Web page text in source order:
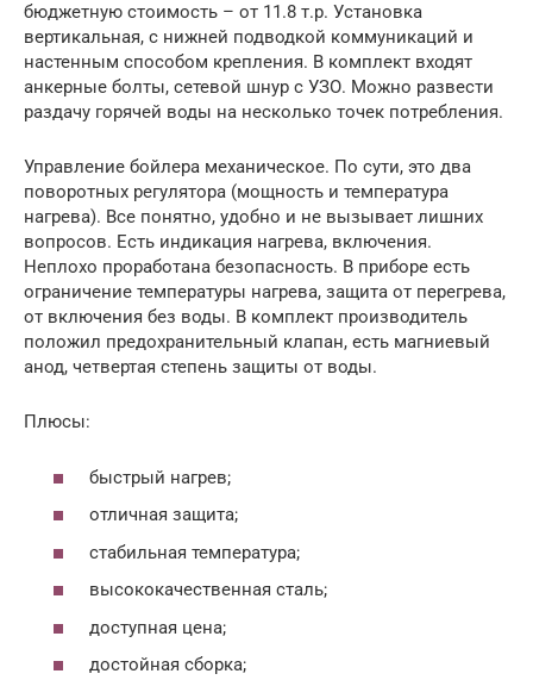
бюджетную стоимость – от 11.8 т.р. Установка
вертикальная, с нижней подводкой коммуникаций и
настенным способом крепления. В комплект входят
анкерные болты, сетевой шнур с УЗО. Можно развести
раздачу горячей воды на несколько точек потребления.
Управление бойлера механическое. По сути, это два
поворотных регулятора (мощность и температура
нагрева). Все понятно, удобно и не вызывает лишних
вопросов. Есть индикация нагрева, включения.
Неплохо проработана безопасность. В приборе есть
ограничение температуры нагрева, защита от перегрева,
от включения без воды. В комплект производитель
положил предохранительный клапан, есть магниевый
анод, четвертая степень защиты от воды.
Плюсы:
быстрый нагрев;
отличная защита;
стабильная температура;
высококачественная сталь;
доступная цена;
достойная сборка;